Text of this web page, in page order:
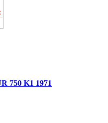
750 K1 1971